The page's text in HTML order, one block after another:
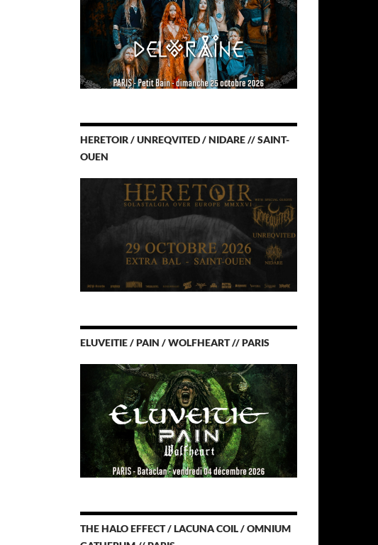
HERETOIR / UNREQVITED / NIDARE // SAINT-
OUEN
ELUVEITIE / PAIN / WOLFHEART // PARIS
THE HALO EFFECT / LACUNA COIL / OMNIUM